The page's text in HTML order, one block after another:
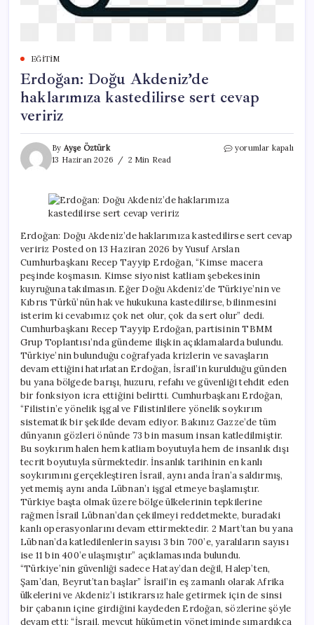
EĞITIM
Erdoğan: Doğu Akdeniz’de
haklarımıza kastedilirse sert cevap
veririz
By Ayşe Öztürk
13 Haziran 2026
2 Min Read
Erdoğan:
için
yorumlar kapalı
Erdoğan: Doğu Akdeniz’de haklarımıza kastedilirse sert cevap
veririz Posted on 13 Haziran 2026 by Yusuf Arslan
Cumhurbaşkanı Recep Tayyip Erdoğan, “Kimse macera
peşinde koşmasın. Kimse siyonist katliam şebekesinin
kuyruğuna takılmasın. Eğer Doğu Akdeniz’de Türkiye’nin ve
Kıbrıs Türkü’nün hak ve hukukuna kastedilirse, bilinmesini
isterim ki cevabımız çok net olur, çok da sert olur” dedi.
Cumhurbaşkanı Recep Tayyip Erdoğan, partisinin TBMM
Grup Toplantısı’nda gündeme ilişkin açıklamalarda bulundu.
Türkiye’nin bulunduğu coğrafyada krizlerin ve savaşların
devam ettiğini hatırlatan Erdoğan, İsrail’in kurulduğu günden
bu yana bölgede barışı, huzuru, refahı ve güvenliği tehdit eden
bir fonksiyon icra ettiğini belirtti. Cumhurbaşkanı Erdoğan,
“Filistin’e yönelik işgal ve Filistinlilere yönelik soykırım
sistematik bir şekilde devam ediyor. Bakınız Gazze’de tüm
dünyanın gözleri önünde 73 bin masum insan katledilmiştir.
Bu soykırım halen hem katliam boyutuyla hem de insanlık dışı
tecrit boyutuyla sürmektedir. İnsanlık tarihinin en kanlı
soykırımını gerçekleştiren İsrail, aynı anda İran’a saldırmış,
yetmemiş aynı anda Lübnan’ı işgal etmeye başlamıştır.
Türkiye başta olmak üzere bölge ülkelerinin tepkilerine
rağmen İsrail Lübnan’dan çekilmeyi reddetmekte, buradaki
kanlı operasyonlarını devam ettirmektedir. 2 Mart’tan bu yana
Lübnan’da katledilenlerin sayısı 3 bin 700’e, yaralıların sayısı
ise 11 bin 400’e ulaşmıştır” açıklamasında bulundu.
“Türkiye’nin güvenliği sadece Hatay’dan değil, Halep’ten,
Şam’dan, Beyrut’tan başlar” İsrail’in eş zamanlı olarak Afrika
ülkelerini ve Akdeniz’i istikrarsız hale getirmek için de sinsi
bir çabanın içine girdiğini kaydeden Erdoğan, sözlerine şöyle
devam etti: “İsrail, mevcut hükümetin yönetiminde şımardıkça